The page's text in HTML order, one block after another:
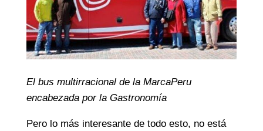
El bus multirracional de la MarcaPeru
encabezada por la Gastronomía
Pero lo más interesante de todo esto, no está